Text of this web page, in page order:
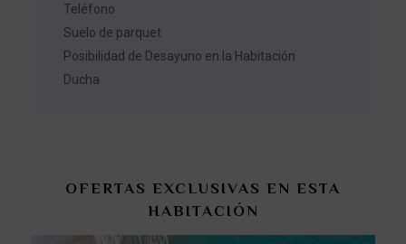
Teléfono
Suelo de parquet
Posibilidad de Desayuno en la Habitación
Ducha
OFERTAS EXCLUSIVAS EN ESTA
HABITACIÓN